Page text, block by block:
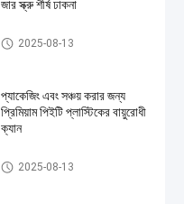
জার স্ক্রু শীর্ষ ঢাকনা
প্লাস্টিকের প্যাকেজিং জার
2025-08-13
প্যাকেজিং এবং সঞ্চয় করার জন্য
প্রিমিয়াম পিইটি প্লাস্টিকের বায়ুরোধী
ক্যান
PET পারেন
2025-08-13